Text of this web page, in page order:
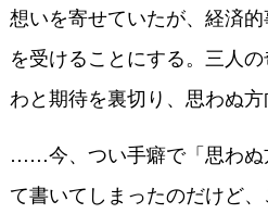
想いを寄せていたが、経済
を受けることにする。三人
わと期待を裏切り、思わぬ方
……今、つい手癖で「思わぬ
て書いてしまったのだけど